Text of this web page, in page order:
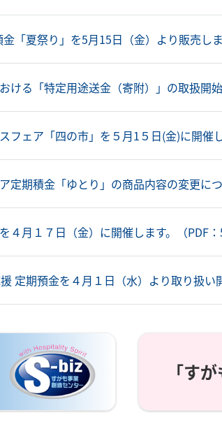
「夏祭り」を5月15日（金）より販売しま
ける「特定用途送金（寄附）」の取扱開
フェア「四の市」を５月1５日(金)に開催
定期積金「ゆとり」の商品内容の変更につ
４月１７日（金）に開催します。（PDF：
定期預金を４月１日（水）より取り扱い
「す